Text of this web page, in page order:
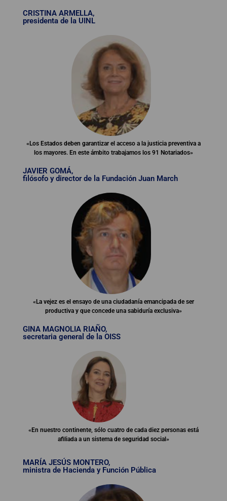
CRISTINA ARMELLA,
presidenta de la UINL
«Los Estados deben garantizar el acceso a la justicia preventiva a
los mayores. En este ámbito trabajamos los 91 Notariados»
JAVIER GOMÁ,
filósofo y director de la Fundación Juan March
«La vejez es el ensayo de una ciudadanía emancipada de ser
productiva y que concede una sabiduría exclusiva»
GINA MAGNOLIA RIAÑO,
secretaria general de la OISS
«En nuestro continente, sólo cuatro de cada diez personas está
afiliada a un sistema de seguridad social»
MARÍA JESÚS MONTERO,
ministra de Hacienda y Función Pública